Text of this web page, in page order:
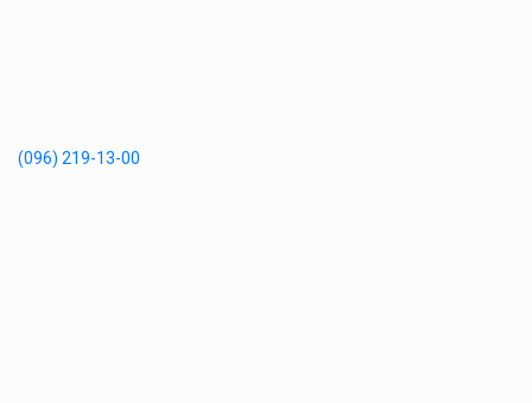
(096) 219-13-00